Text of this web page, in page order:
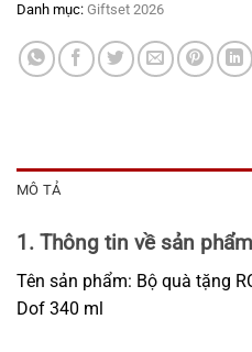
Danh mục: Giftset 2026
MÔ TẢ
1. Thông tin về sản phẩm
Tên sản phẩm: Bộ quà tặng
Dof 340 ml